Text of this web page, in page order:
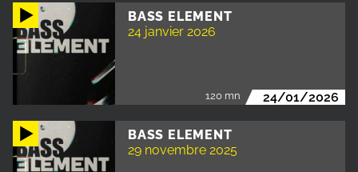
BASS ELEMENT
24 janvier 2026
120 mn 24/01/2026
BASS ELEMENT
29 novembre 2025